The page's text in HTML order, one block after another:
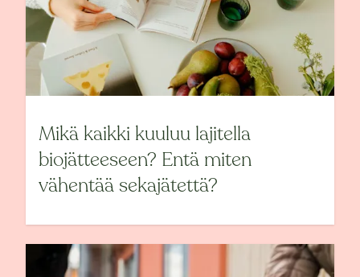
Mikä kaikki kuuluu lajitella
biojätteeseen? Entä miten
vähentää sekajätettä?